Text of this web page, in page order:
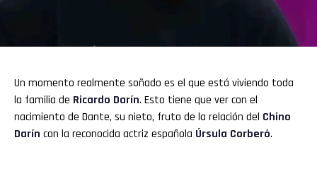
Un momento realmente soñado es el que está viviendo toda
la familia de Ricardo Darín. Esto tiene que ver con el
nacimiento de Dante, su nieto, fruto de la relación del Chino
Darín con la reconocida actriz española Úrsula Corberó.